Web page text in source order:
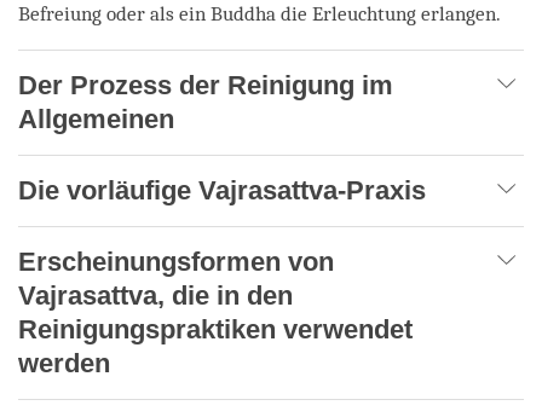
Befreiung oder als ein Buddha die Erleuchtung erlangen.
Der Prozess der Reinigung im
Allgemeinen
Die vorläufige Vajrasattva-Praxis
Erscheinungsformen von
Vajrasattva, die in den
Reinigungspraktiken verwendet
werden